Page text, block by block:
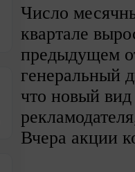
Число
квартале
предыдущем
генеральный
что новый
Вчера акции